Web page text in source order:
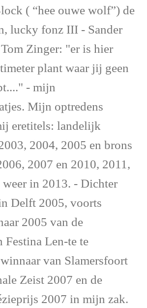
( “hee ouwe wolf”) de
lucky fonz III - Sander
Zinger: "er is hier
plant waar jij geen
- mijn
Mijn optredens
eretitels: landelijk
2004, 2005 en brons
2007 en 2010, 2011,
in 2013. - Dichter
Delft 2005, voorts
2005 van de
Festina Len-te te
van Slamersfoort
Zeist 2007 en de
2007 in mijn zak.